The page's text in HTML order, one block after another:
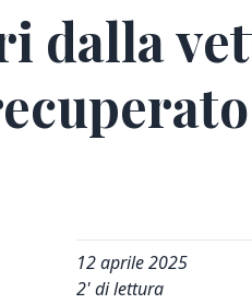
dalla
12 aprile 2025
2' di lettura